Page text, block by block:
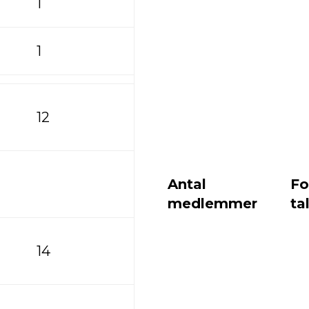
1
12
14
Antal
medlemmer